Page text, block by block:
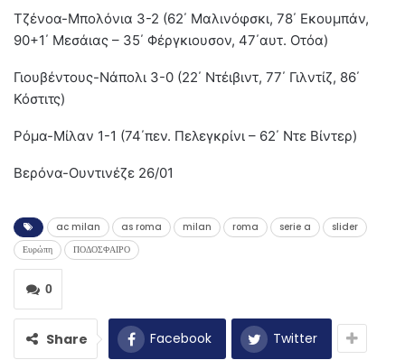
Τζένοα-Μπολόνια 3-2 (62΄ Μαλινόφσκι, 78΄ Εκουμπάν,
90+1΄ Μεσάιας – 35΄ Φέργκιουσον, 47΄αυτ. Οτόα)
Γιουβέντους-Νάπολι 3-0 (22΄ Ντέιβιντ, 77΄ Γιλντίζ, 86΄
Κόστιτς)
Ρόμα-Μίλαν 1-1 (74΄πεν. Πελεγκρίνι – 62΄ Ντε Βίντερ)
Βερόνα-Ουντινέζε 26/01
ac milan as roma milan roma serie a
slider
Ευρώπη
ΠΟΔΟΣΦΑΙΡΟ
0
Share Facebook Twitter